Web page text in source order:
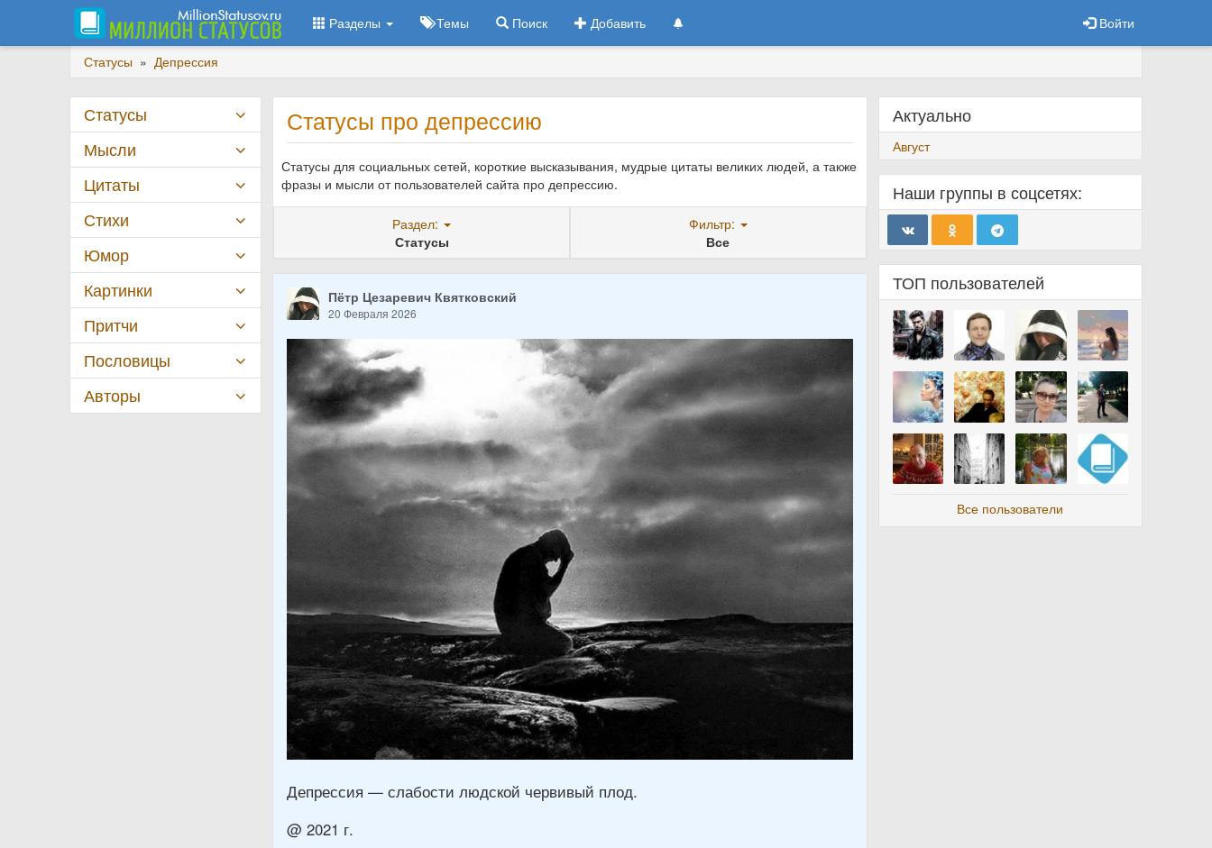
Разделы Темы Поиск Добавить Войти
Статусы » Депрессия
Статусы про депрессию
Статусы для социальных сетей, короткие высказывания, мудрые цитаты великих людей, а также
фразы и мысли от пользователей сайта про депрессию.
Раздел:
Статусы
Фильтр:
Все
Пётр Цезаревич Квятковский
20 Февраля 2026
Депрессия — слабости людской червивый плод.
@ 2021 г.
Актуально
Август
Наши группы в соцсетях:
ТОП пользователей
Все пользователи
Статусы
Мысли
Цитаты
Стихи
Юмор
Картинки
Притчи
Пословицы
Авторы